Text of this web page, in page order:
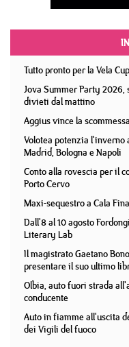
Tutto pronto per la Vela
Jova Summer Party
divieti dal mattino
Aggius vince la
Volotea potenzia l'inverno
Madrid, Bologna e Napoli
Conto alla rovescia per il
Porto Cervo
Maxi-sequestro a Cala
Dall'8 al 10 agosto
Literary Lab
Il magistrato Gaetano
presentare il suo ultimo
Olbia, auto fuori strada
conducente
Auto in fiamme all'uscita
dei Vigili del fuoco